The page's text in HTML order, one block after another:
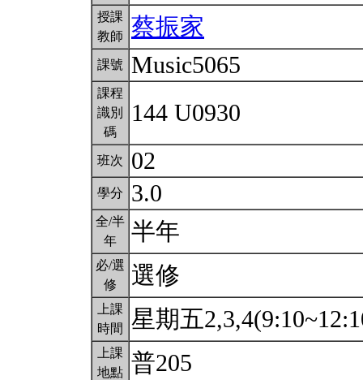
授課
教師
蔡振家
課號 Music5065
課程
識別
碼
144 U0930
班次 02
學分 3.0
全/半
年
半年
必/選
修
選修
上課
時間
星期五
上課
地點 普205